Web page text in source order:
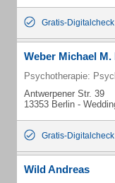
Gratis-Digitalcheck
Weber Michael
Psychotherapie:
Antwerpener Str. 39
13353 Berlin -
Gratis-Digitalcheck
Wild Andreas